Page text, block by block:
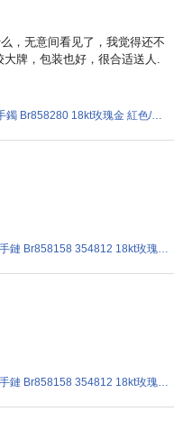
，无意间看见了，我觉得还不
牌，包装也好，很合适送人.
全新 Bulgari 寶格麗 Bulgari 手鐲 Br858280 18kt玫瑰金 紅色/白色
全新 Bulgari 寶格麗 B.Zero1 手鏈 Br858158 354812 18kt玫瑰金 粉紅金色
全新 Bulgari 寶格麗 B.Zero1 手鏈 Br858158 354812 18kt玫瑰金 粉紅金色